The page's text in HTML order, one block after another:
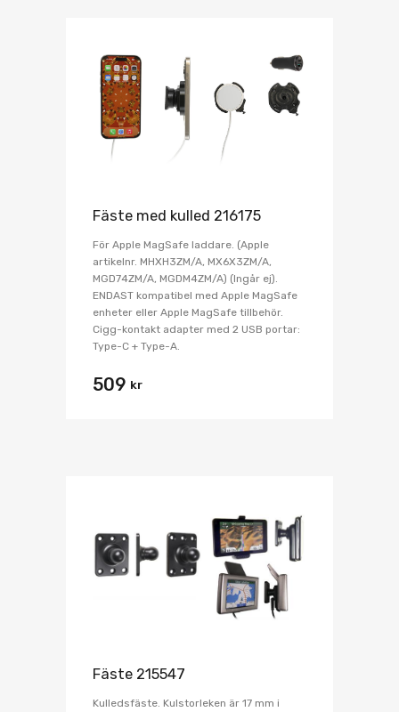
Fäste med kulled 216175
För Apple MagSafe laddare. (Apple
artikelnr. MHXH3ZM/A, MX6X3ZM/A,
MGD74ZM/A, MGDM4ZM/A) (Ingår ej).
ENDAST kompatibel med Apple MagSafe
enheter eller Apple MagSafe tillbehör.
Cigg-kontakt adapter med 2 USB portar:
Type-C + Type-A.
509 kr
Fäste 215547
Kulledsfäste. Kulstorleken är 17 mm i